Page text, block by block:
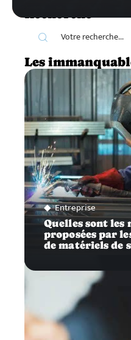
Recherche
Les
Entreprise
Quelles sont les
proposées par
de matériels de